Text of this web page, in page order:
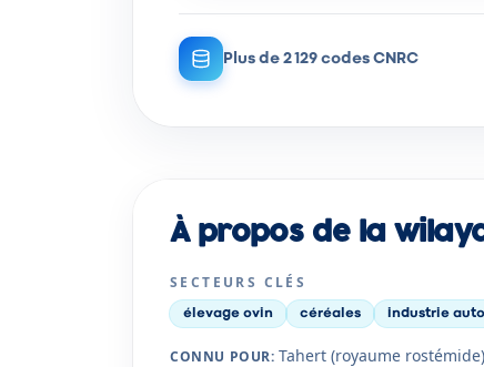
Plus de 2 129 codes CNRC
À propos de la
SECTEURS CLÉS
élevage ovin céréales industrie
CONNU POUR:Tahert (royaume